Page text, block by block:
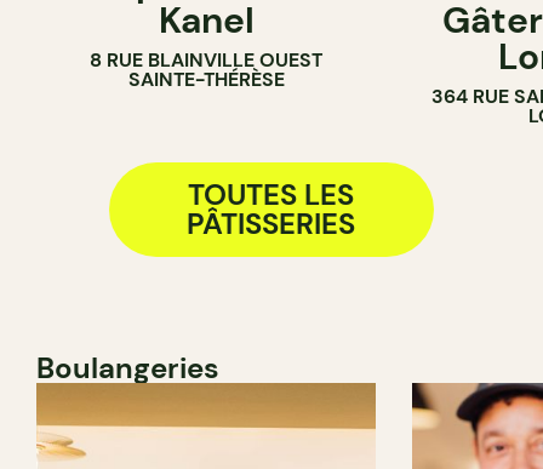
Kanel
8 RUE BLAINVILLE OUEST
SAINTE-THÉRÈSE
COMPTOIR
364 RUE
TOUTES LES
PÂTISSERIES
Boulangeries